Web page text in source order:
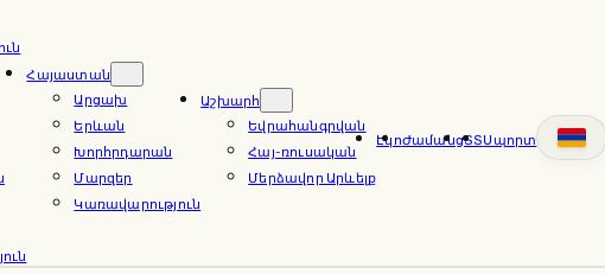
Հայաստան
Արցախ
Երևան
Խորհրդարան
Մարզեր
Կառավարություն
Աշխարհ
Եվրահանգրվան
Հայ-ռուսական
Մերձավոր Արևելք
ԷկոԺամանցՏՏՍպորտ